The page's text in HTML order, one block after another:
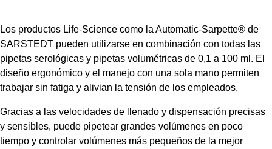
Los productos Life-Science como la Automatic-Sarpette® de
SARSTEDT pueden utilizarse en combinación con todas las
pipetas serológicas y pipetas volumétricas de 0,1 a 100 ml. El
diseño ergonómico y el manejo con una sola mano permiten
trabajar sin fatiga y alivian la tensión de los empleados.
Gracias a las velocidades de llenado y dispensación precisas
y sensibles, puede pipetear grandes volúmenes en poco
tiempo y controlar volúmenes más pequeños de la mejor